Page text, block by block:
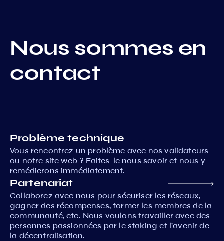
Nous sommes en
contact
Problème technique
Vous rencontrez un problème avec nos validateurs
ou notre site web ? Faites-le nous savoir et nous y
remédierons immédiatement.
Partenariat
Collaborez avec nous pour sécuriser les réseaux,
gagner des récompenses, former les membres de la
communauté, etc. Nous voulons travailler avec des
personnes passionnées par le staking et l'avenir de
la décentralisation.